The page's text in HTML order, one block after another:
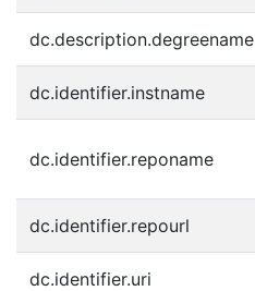
dc.description.degreename
dc.identifier.instname
dc.identifier.reponame
dc.identifier.repourl
dc.identifier.uri